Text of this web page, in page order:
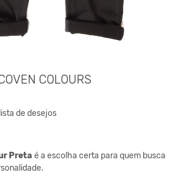
COLOURS
de desejos
Preta é a escolha certa para quem busca